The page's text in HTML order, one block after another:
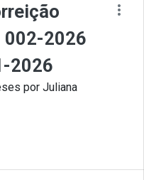
002-2026
2026
por Juliana